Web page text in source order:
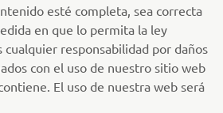
esté completa, sea correcta
en que lo permita la ley
responsabilidad por daños
con el uso de nuestro sitio web
El uso de nuestra web será